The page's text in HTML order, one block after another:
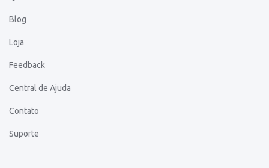
Blog
Loja
Feedback
Central de Ajuda
Contato
Suporte